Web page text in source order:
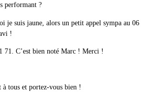
performant ?
je suis jaune, alors un petit appel sympa au 06
!
71. C’est bien noté Marc ! Merci !
à tous et portez-vous bien !